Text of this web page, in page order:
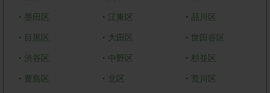
・ 墨田区 ・ 江東区 ・ 品川区
・ 目黒区 ・ 大田区 ・世田谷区
・ 渋谷区 ・ 中野区 ・杉並区
・ 豊島区 ・ 北区 ・ 荒川区